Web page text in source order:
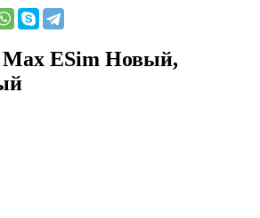
Max ESim Новый,